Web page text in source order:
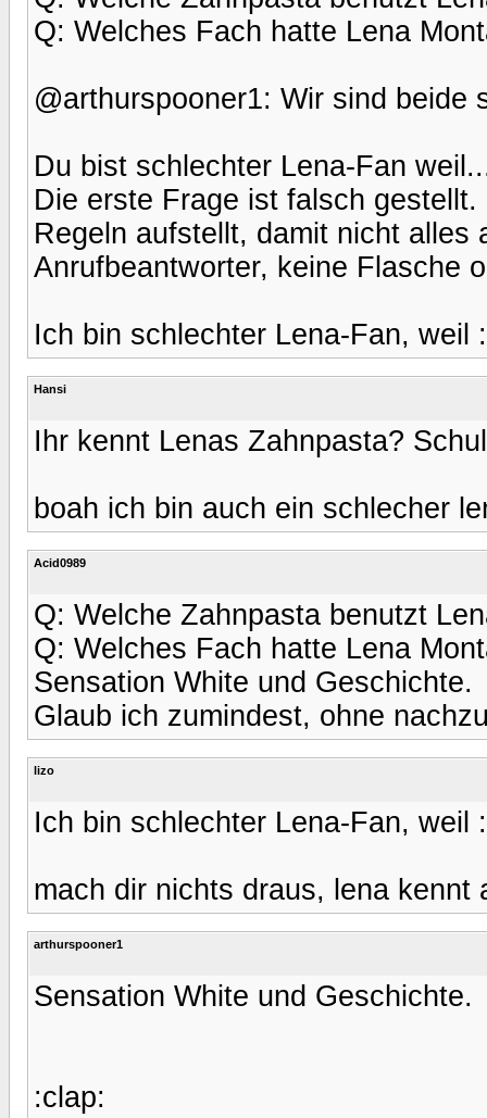
Q: Welches Fach hatte Lena
@arthurspooner1: Wir sind beide
Du bist schlechter Lena-Fan
Die erste Frage ist falsch
Regeln aufstellt, damit nicht alles
Anrufbeantworter, keine Flasche
Ich bin schlechter Lena-Fan,
Hansi
Ihr kennt Lenas Zahnpasta?
boah ich bin auch ein schlecher
Acid0989
Q: Welche Zahnpasta benutzt
Q: Welches Fach hatte Lena
Sensation White und Geschichte.
Glaub ich zumindest, ohne
lizo
Ich bin schlechter Lena-Fan,
mach dir nichts draus, lena kennt
arthurspooner1
Sensation White und Geschichte.
:clap: